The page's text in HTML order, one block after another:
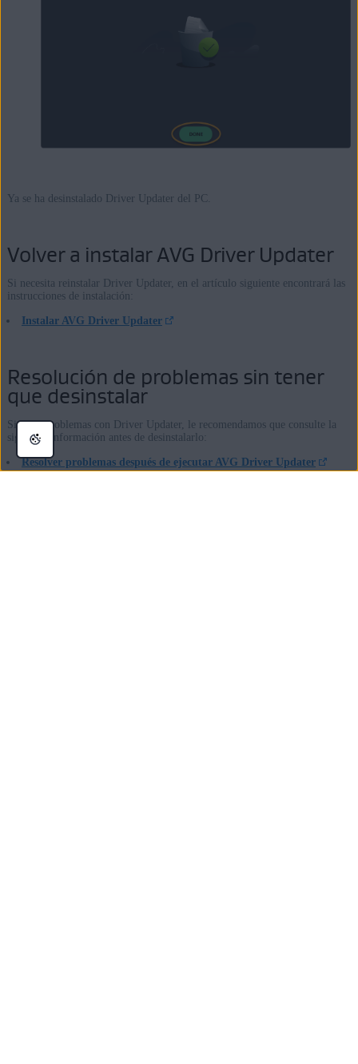
Ya se ha desinstalado Driver Updater del PC.
Volver a instalar AVG Driver Updater
Si necesita reinstalar Driver Updater, en el artículo siguiente encontrará las
instrucciones de instalación:
Instalar AVG Driver Updater
Resolución de problemas sin tener
que desinstalar
Si tiene problemas con Driver Updater, le recomendamos que consulte la
siguiente información antes de desinstalarlo:
Resolver problemas después de ejecutar AVG Driver Updater